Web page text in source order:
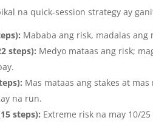
na quick‑session strategy ay
Mababa ang risk, madalas
steps): Medyo mataas ang risk;
Mas mataas ang stakes at
na run.
steps): Extreme risk na may 10/